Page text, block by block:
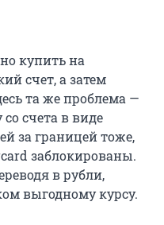
купить на
счет, а затем
та же проблема —
счета в виде
за границей тоже,
заблокированы.
в рубли,
выгодному курсу.